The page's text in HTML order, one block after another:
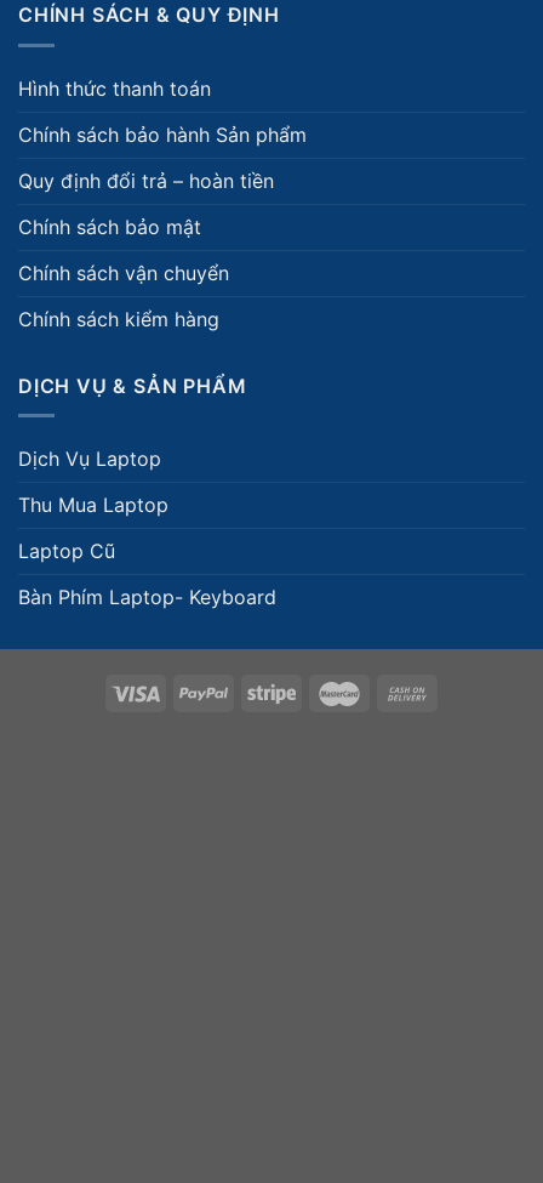
CHÍNH SÁCH & QUY ĐỊNH
Hình thức thanh toán
Chính sách bảo hành Sản phẩm
Quy định đổi trả – hoàn tiền
Chính sách bảo mật
Chính sách vận chuyển
Chính sách kiểm hàng
DỊCH VỤ & SẢN PHẨM
Dịch Vụ Laptop
Thu Mua Laptop
Laptop Cũ
Bàn Phím Laptop- Keyboard